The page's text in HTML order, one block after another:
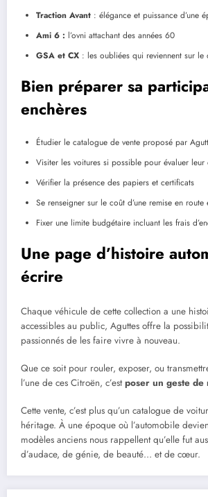
Traction Avant : élégance et puissance d’une
Ami 6 : l’ovni attachant des années 60
GSA et CX : les oubliées qui reviennent sur le
Bien préparer sa
enchères
Étudier le catalogue de vente proposé par
Visiter les voitures si possible pour évaluer leur
Vérifier la présence des papiers et certificats
Se renseigner sur le coût d’une remise en route
Fixer une limite budgétaire incluant les frais
Une page d’histoire
écrire
Chaque véhicule de cette collection a une
accessibles au public, Aguttes offre la
passionnés de les faire vivre à nouveau.
Que ce soit pour rouler, exposer, ou
l’une de ces Citroën, c’estposer un geste de
Cette vente, c’est plus qu’un catalogue de
héritage. À une époque où l’automobile
modèles anciens nous rappellent qu’elle fut
d’audace, de génie, de beauté… et de cœur.